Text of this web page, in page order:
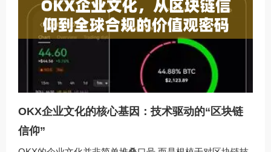
OKX企业文化的核心基因：技术驱动的“区块链
信仰”